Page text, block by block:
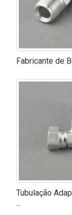
Fabricante de
Tubulação
...